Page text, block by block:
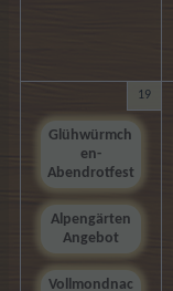
19
Glühwürmch
en-
Abendrotfest
Alpengärten
Angebot
Vollmondnac